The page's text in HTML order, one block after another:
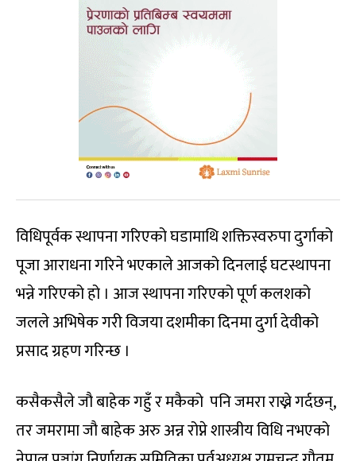
विधिपूर्वक स्थापना गरिएको घडामाथि शक्तिस्वरुपा दुर्गाको
पूजा आराधना गरिने भएकाले आजको दिनलाई घटस्थापना
भन्ने गरिएको हो । आज स्थापना गरिएको पूर्ण कलशको
जलले अभिषेक गरी विजया दशमीका दिनमा दुर्गा देवीको
प्रसाद ग्रहण गरिन्छ ।
कसैकसैले जौ बाहेक गहुँ र मकैको पनि जमरा राख्ने गर्दछन्,
तर जमरामा जौ बाहेक अरु अन्न रोप्ने शास्त्रीय विधि नभएको